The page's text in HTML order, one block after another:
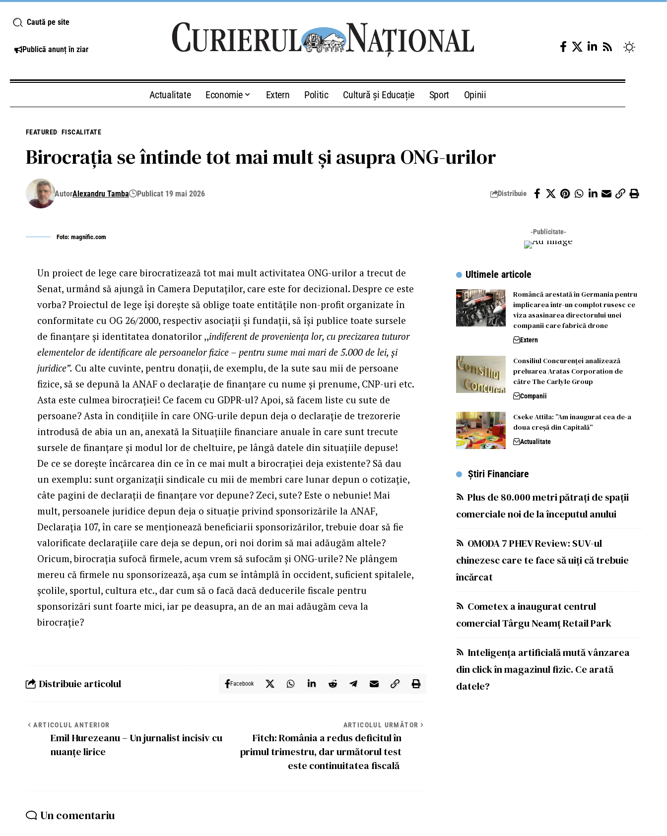
Caută pe site
Publică anunț în ziar
Actualitate Economie Extern Politic Cultură și Educație Sport Opinii
FEATURED FISCALITATE
Birocrația se întinde tot mai mult și asupra ONG-urilor
AutorAlexandru Tamba Publicat 19 mai 2026 Distribuie
Foto: magnific.com
Un proiect de lege care birocratizează tot mai mult activitatea ONG-urilor a trecut de
Senat, urmând să ajungă în Camera Deputaților, care este for decizional. Despre ce este
vorba? Proiectul de lege își dorește să oblige toate entitățile non-profit organizate în
conformitate cu OG 26/2000, respectiv asociații și fundații, să își publice toate sursele
de finanțare și identitatea donatorilor ,,indiferent de provenienţa lor, cu precizarea tuturor
elementelor de identificare ale persoanelor fizice – pentru sume mai mari de 5.000 de lei, și
juridice”. Cu alte cuvinte, pentru donații, de exemplu, de la sute sau mii de persoane
fizice, să se depună la ANAF o declarație de finanțare cu nume și prenume, CNP-uri etc.
Asta este culmea birocrației! Ce facem cu GDPR-ul? Apoi, să facem liste cu sute de
persoane? Asta în condițiile în care ONG-urile depun deja o declarație de trezorerie
introdusă de abia un an, anexată la Situațiile financiare anuale în care sunt trecute
sursele de finanțare și modul lor de cheltuire, pe lângă datele din situațiile depuse!
De ce se dorește încărcarea din ce în ce mai mult a birocrației deja existente? Să dau
un exemplu: sunt organizații sindicale cu mii de membri care lunar depun o cotizație,
câte pagini de declarații de finanțare vor depune? Zeci, sute? Este o nebunie! Mai
mult, persoanele juridice depun deja o situație privind sponsorizările la ANAF,
Declarația 107, în care se menționează beneficiarii sponsorizărilor, trebuie doar să fie
valorificate declarațiile care deja se depun, ori noi dorim să mai adăugăm altele?
Oricum, birocrația sufocă firmele, acum vrem să sufocăm și ONG-urile? Ne plângem
mereu că firmele nu sponsorizează, așa cum se întâmplă în occident, suficient spitalele,
școlile, sportul, cultura etc., dar cum să o facă dacă deducerile fiscale pentru
sponsorizări sunt foarte mici, iar pe deasupra, an de an mai adăugăm ceva la
birocrație?
Distribuie articolul Facebook
ARTICOLUL ANTERIOR
Emil Hurezeanu – Un jurnalist incisiv cu
nuanțe lirice
ARTICOLUL URMĂTOR
Fitch: România a redus deficitul în
primul trimestru, dar următorul test
este continuitatea fiscală
Un comentariu
-Publicitate-
Ultimele articole
Româncă arestată în Germania pentru
implicarea într-un complot rusesc ce
viza asasinarea directorului unei
companii care fabrică drone
Extern
Consiliul Concurenței analizează
preluarea Aratas Corporation de
către The Carlyle Group
Companii
Cseke Attila: ”Am inaugurat cea de-a
doua creșă din Capitală”
Actualitate
Știri Financiare
Plus de 80.000 metri pătrați de spații
comerciale noi de la începutul anului
OMODA 7 PHEV Review: SUV-ul
chinezesc care te face să uiți că trebuie
încărcat
Cometex a inaugurat centrul
comercial Târgu Neamț Retail Park
Inteligența artificială mută vânzarea
din click în magazinul fizic. Ce arată
datele?